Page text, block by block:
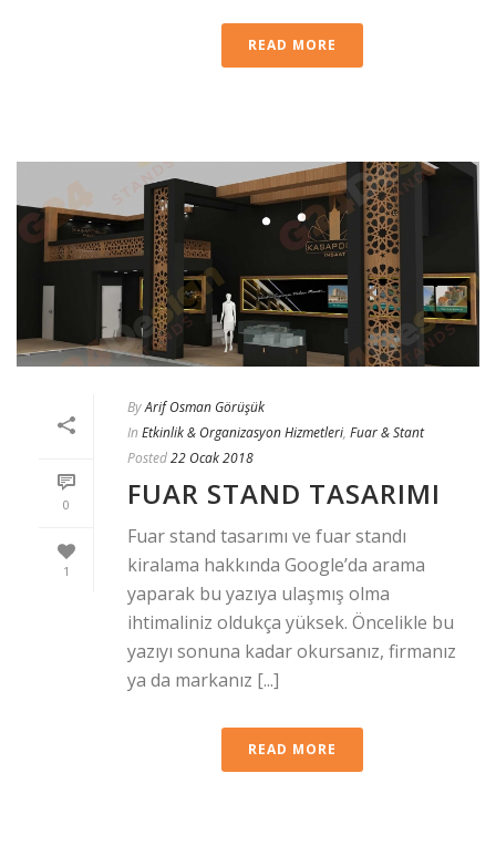
READ MORE
0
1
ByArif Osman Görüşük
In Etkinlik & Organizasyon Hizmetleri, Fuar & Stant
Posted22 Ocak 2018
FUAR STAND TASARIMI
Fuar stand tasarımı ve fuar standı
kiralama hakkında Google’da arama
yaparak bu yazıya ulaşmış olma
ihtimaliniz oldukça yüksek. Öncelikle bu
yazıyı sonuna kadar okursanız, firmanız
ya da markanız [...]
READ MORE